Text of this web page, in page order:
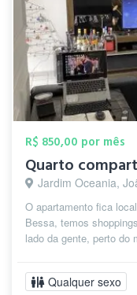
R$ 850,00 por mês
Quarto
Jardim Oceania,
O apartamento fica
Bessa, temos
lado da gente, perto do
Qualquer sexo